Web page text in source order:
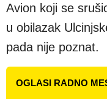
Avion koji se
u obilazak
pada nije poznat.
OGLASI RADNO